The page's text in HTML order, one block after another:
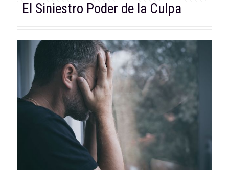
El Siniestro Poder de la Culpa